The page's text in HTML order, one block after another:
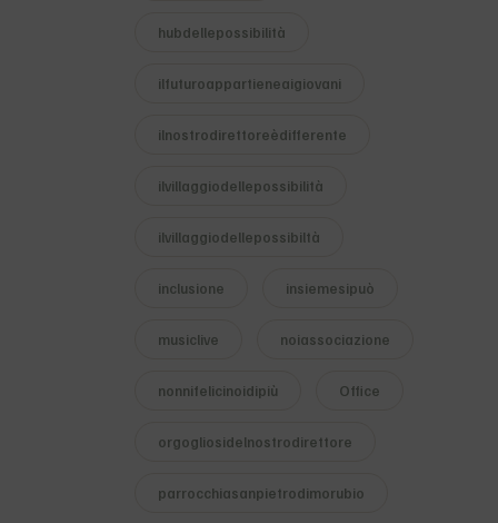
hubdellepossibilità
ilfuturoappartieneaigiovani
ilnostrodirettoreèdifferente
ilvillaggiodellepossibilità
ilvillaggiodellepossibiltà
inclusione insiemesipuò
musiclive noiassociazione
nonnifelicinoidipiù Office
orgogliosidelnostrodirettore
parrocchiasanpietrodimorubio